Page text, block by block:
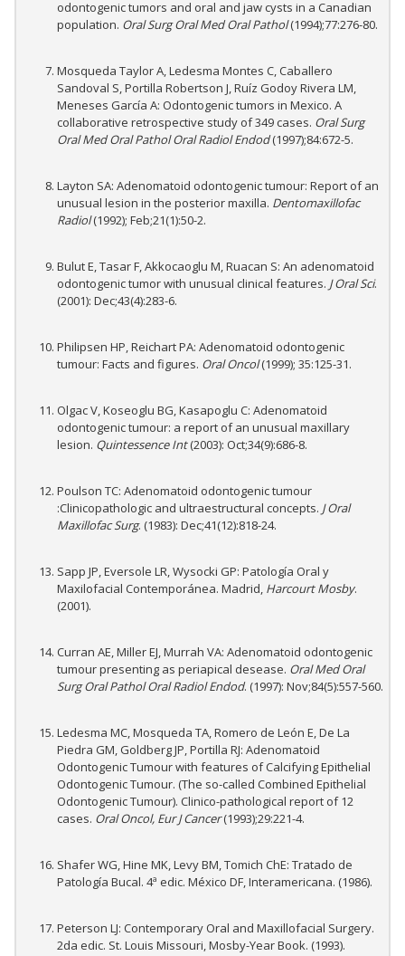
odontogenic tumors and oral and jaw cysts in a Canadian
population. Oral Surg Oral Med Oral Pathol(1994);77:276-80.
Mosqueda Taylor A, Ledesma Montes C, Caballero
Sandoval S, Portilla Robertson J, Ruíz Godoy Rivera LM,
Meneses García A: Odontogenic tumors in Mexico. A
collaborative retrospective study of 349 cases. Oral Surg
Oral Med Oral Pathol Oral Radiol Endod(1997);84:672-5.
Layton SA: Adenomatoid odontogenic tumour: Report of an
unusual lesion in the posterior maxilla. Dentomaxillofac
Radiol(1992); Feb;21(1):50-2.
Bulut E, Tasar F, Akkocaoglu M, Ruacan S: An adenomatoid
odontogenic tumor with unusual clinical features. J Oral Sci.
(2001): Dec;43(4):283-6.
Philipsen HP, Reichart PA: Adenomatoid odontogenic
tumour: Facts and figures. Oral Oncol(1999); 35:125-31.
Olgac V, Koseoglu BG, Kasapoglu C: Adenomatoid
odontogenic tumour: a report of an unusual maxillary
lesion. Quintessence Int(2003): Oct;34(9):686-8.
Poulson TC: Adenomatoid odontogenic tumour
:Clinicopathologic and ultraestructural concepts. J Oral
Maxillofac Surg. (1983): Dec;41(12):818-24.
Sapp JP, Eversole LR, Wysocki GP: Patología Oral y
Maxilofacial Contemporánea. Madrid, Harcourt Mosby.
(2001).
Curran AE, Miller EJ, Murrah VA: Adenomatoid odontogenic
tumour presenting as periapical desease. Oral Med Oral
Surg Oral Pathol Oral Radiol Endod. (1997): Nov;84(5):557-560.
Ledesma MC, Mosqueda TA, Romero de León E, De La
Piedra GM, Goldberg JP, Portilla RJ: Adenomatoid
Odontogenic Tumour with features of Calcifying Epithelial
Odontogenic Tumour. (The so-called Combined Epithelial
Odontogenic Tumour). Clinico-pathological report of 12
cases. Oral Oncol, Eur J Cancer(1993);29:221-4.
Shafer WG, Hine MK, Levy BM, Tomich ChE: Tratado de
Patología Bucal. 4ª edic. México DF, Interamericana. (1986).
Peterson LJ: Contemporary Oral and Maxillofacial Surgery.
2da edic. St. Louis Missouri, Mosby-Year Book. (1993).